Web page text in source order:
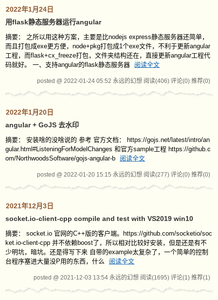
2022年1月24日
用flask静态服务器运行angular
摘要： 之所以用这种方案，主要是比nodejs express静态服务器还简单，
而且打包成exe更方便，node+pkg打包成1个exe文件，不利于更新angular
工程，而flask+cx_freeze打包，文件夹结构还在，直接更新angular工程代
码就好。 一、支持angular的flask静态服务器
阅读全文
posted @ 2022-01-24 05:52 永远的幻想 阅读(406) 评论(0) 推荐(0)
2022年1月20日
angular + GoJS 去水印
摘要： 安装啥的没啥说的 参考 官方文档： https://gojs.net/latest/intro/an
gular.html#ListeningForModelChanges 和官方sample工程 https://github.c
om/NorthwoodsSoftware/gojs-angular-b
阅读全文
posted @ 2022-01-20 15:15 永远的幻想 阅读(277) 评论(0) 推荐(0)
2021年12月3日
socket.io-client-cpp compile and test with VS2019 win10
摘要： socket.io 官网的C++版的客户端。https://github.com/socketio/soc
ket.io-client-cpp 并不依赖boost了，所以相对比较好安装，但是还是有不
少明坑，暗坑。还是得写下来 自带的example太复杂了，一个简单的控制
台程序塞进大量没P用的东西，什么
阅读全文
posted @ 2021-12-03 13:54 永远的幻想 阅读(1695) 评论(1) 推荐(1)